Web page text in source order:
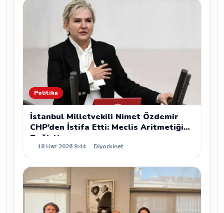
Politika
İstanbul Milletvekili Nimet Özdemir
CHP’den İstifa Etti: Meclis Aritmetiği
Değişti
18 Haz 2026 9:44 Diyorkinet